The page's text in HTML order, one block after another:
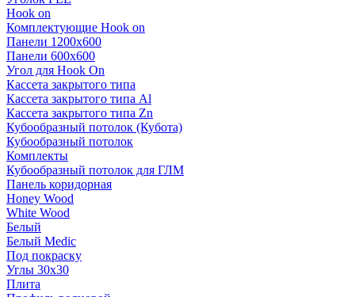
Hook on
Комплектующие Hook on
Панели 1200х600
Панели 600х600
Угол для Hook On
Кассета закрытого типа
Кассета закрытого типа Al
Кассета закрытого типа Zn
Кубообразный потолок (Кубота)
Кубообразный потолок
Комплекты
Кубообразный потолок для ГЛМ
Панель коридорная
Honey Wood
White Wood
Белый
Белый Medic
Под покраску
Углы 30х30
Плита